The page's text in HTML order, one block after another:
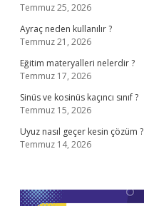
Temmuz 25, 2026
Ayraç neden kullanılır ?
Temmuz 21, 2026
Eğitim materyalleri nelerdir ?
Temmuz 17, 2026
Sinüs ve kosinüs kaçıncı sınıf ?
Temmuz 15, 2026
Uyuz nasıl geçer kesin çözüm ?
Temmuz 14, 2026